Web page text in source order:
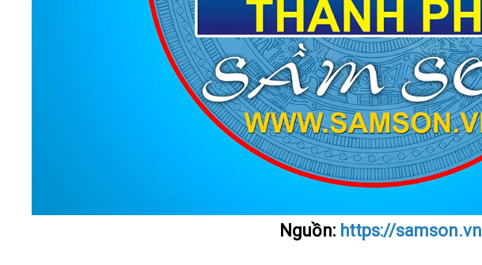
Nguồn: https://samson.vn